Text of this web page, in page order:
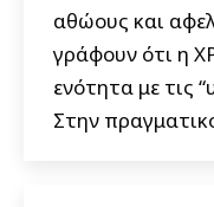
αθώους και
γράφουν ότι η
ενότητα με τις
Στην